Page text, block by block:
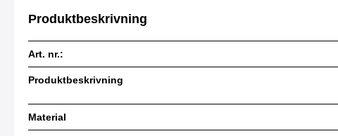
Produktbeskrivning
Art. nr.:
Produktbeskrivning
Material